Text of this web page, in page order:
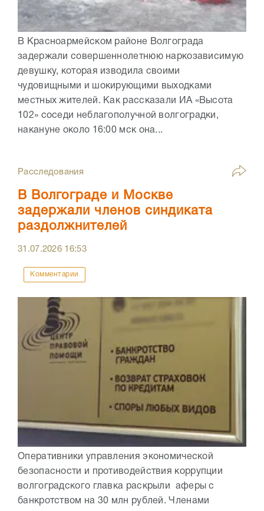
В Красноармейском районе Волгограда
задержали совершеннолетнюю наркозависимую
девушку, которая изводила своими
чудовищными и шокирующими выходками
местных жителей. Как рассказали ИА «Высота
102» соседи неблагополучной волгоградки,
накануне около 16:00 мск она...
Расследования
В Волгограде и Москве
задержали членов синдиката
раздолжнителей
31.07.2026 16:53
Комментарии
Оперативники управления экономической
безопасности и противодействия коррупции
волгоградского главка раскрыли аферы с
банкротством на 30 млн рублей. Членами